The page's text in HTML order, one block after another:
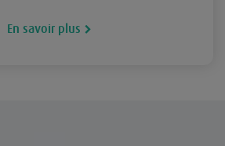
En savoir plus